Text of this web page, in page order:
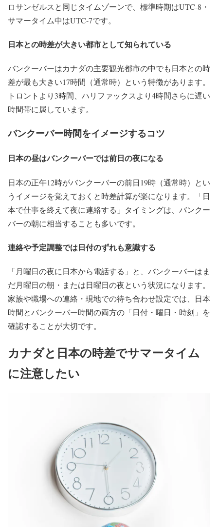
ロサンゼルスと同じタイムゾーンで、標準時期はUTC-8・
サマータイム中はUTC-7です。
日本との時差が大きい都市として知られている
バンクーバーはカナダの主要観光都市の中でも日本との時
差が最も大きい17時間（通常時）という特徴があります。
トロントより3時間、ハリファックスより4時間さらに遅い
時間帯に属しています。
バンクーバー時間をイメージするコツ
日本の昼はバンクーバーでは前日の夜になる
日本の正午12時がバンクーバーの前日19時（通常時）とい
うイメージを覚えておくと時差計算が楽になります。「日
本で仕事を終えて夜に連絡する」タイミングは、バンクー
バーの朝に相当することも多いです。
連絡や予定調整では日付のずれも意識する
「月曜日の夜に日本から電話する」と、バンクーバーはま
だ月曜日の朝・または日曜日の夜という状況になります。
家族や職場への連絡・現地での待ち合わせ設定では、日本
時間とバンクーバー時間の両方の「日付・曜日・時刻」を
確認することが大切です。
カナダと日本の時差でサマータイム
に注意したい